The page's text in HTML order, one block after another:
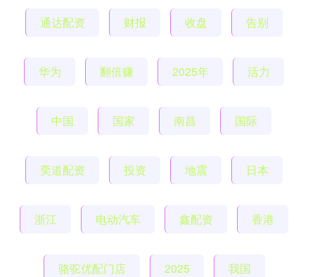
通达配资 财报 收盘 告别
华为 翻倍赚 2025年 活力
中国 国家 南昌 国际
奕道配资 投资 地震 日本
浙江 电动汽车 鑫配资 香港
骆驼优配门店 2025 我国